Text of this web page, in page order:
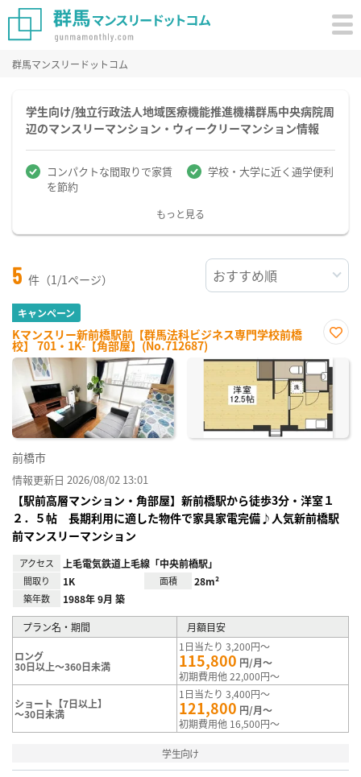
群馬マンスリードットコム
学生向け/独立行政法人地域医療機能推進機構群馬中央病院周
辺のマンスリーマンション・ウィークリーマンション情報
コンパクトな間取りで家賃
を節約
学校・大学に近く通学便利
もっと見る
5 件（1/1ページ）
キャンペーン
Kマンスリー新前橋駅前【群馬法科ビジネス専門学校前橋
校】 701・1K-【角部屋】(No.712687)
に入
り登
録
前橋市
情報更新日 2026/08/02 13:01
【駅前高層マンション・角部屋】新前橋駅から徒歩3分・洋室１
２．５帖 長期利用に適した物件で家具家電完備♪人気新前橋駅
前マンスリーマンション
アクセス 上毛電気鉄道上毛線「中央前橋駅」
間取り 1K 面積 28m²
築年数 1988年 9月 築
プラン名・期間 月額目安
ロング
30日以上～360日未満
1日当たり 3,200円～
115,800 円/月～
初期費用他 22,000円～
ショート【7日以上】
～30日未満
1日当たり 3,400円～
121,800 円/月～
初期費用他 16,500円～
学生向け